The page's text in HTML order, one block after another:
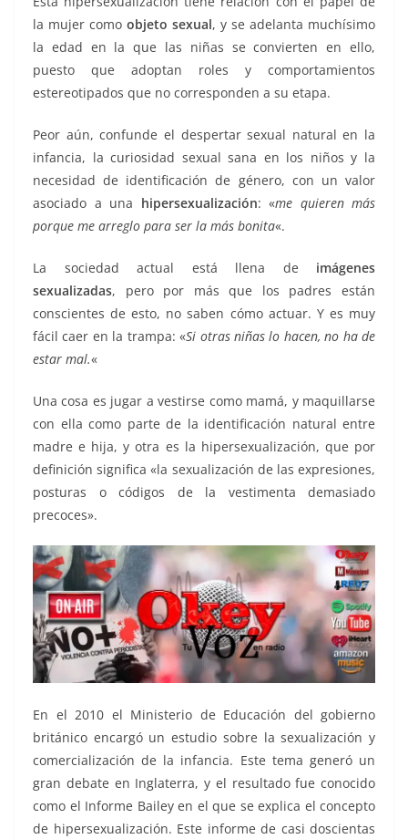
k
la mujer como objeto sexual, y se adelanta muchísimo
la edad en la que las niñas se convierten en ello,
puesto que adoptan roles y comportamientos
estereotipados que no corresponden a su etapa.
Peor aún, confunde el despertar sexual natural en la
infancia, la curiosidad sexual sana en los niños y la
necesidad de identificación de género, con un valor
asociado a una hipersexualización: «me quieren más
porque me arreglo para ser la más bonita«.
La sociedad actual está llena de imágenes
sexualizadas, pero por más que los padres están
conscientes de esto, no saben cómo actuar. Y es muy
fácil caer en la trampa: «Si otras niñas lo hacen, no ha de
estar mal.«
Una cosa es jugar a vestirse como mamá, y maquillarse
con ella como parte de la identificación natural entre
madre e hija, y otra es la hipersexualización, que por
definición significa «la sexualización de las expresiones,
posturas o códigos de la vestimenta demasiado
precoces».
En el 2010 el Ministerio de Educación del gobierno
británico encargó un estudio sobre la sexualización y
comercialización de la infancia. Este tema generó un
gran debate en Inglaterra, y el resultado fue conocido
como el Informe Bailey en el que se explica el concepto
de hipersexualización. Este informe de casi doscientas